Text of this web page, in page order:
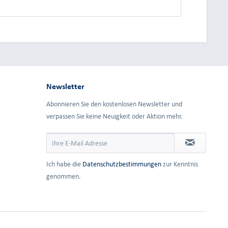
Newsletter
Abonnieren Sie den kostenlosen Newsletter und
verpassen Sie keine Neuigkeit oder Aktion mehr.
Ich habe die Datenschutzbestimmungen zur Kenntnis
genommen.